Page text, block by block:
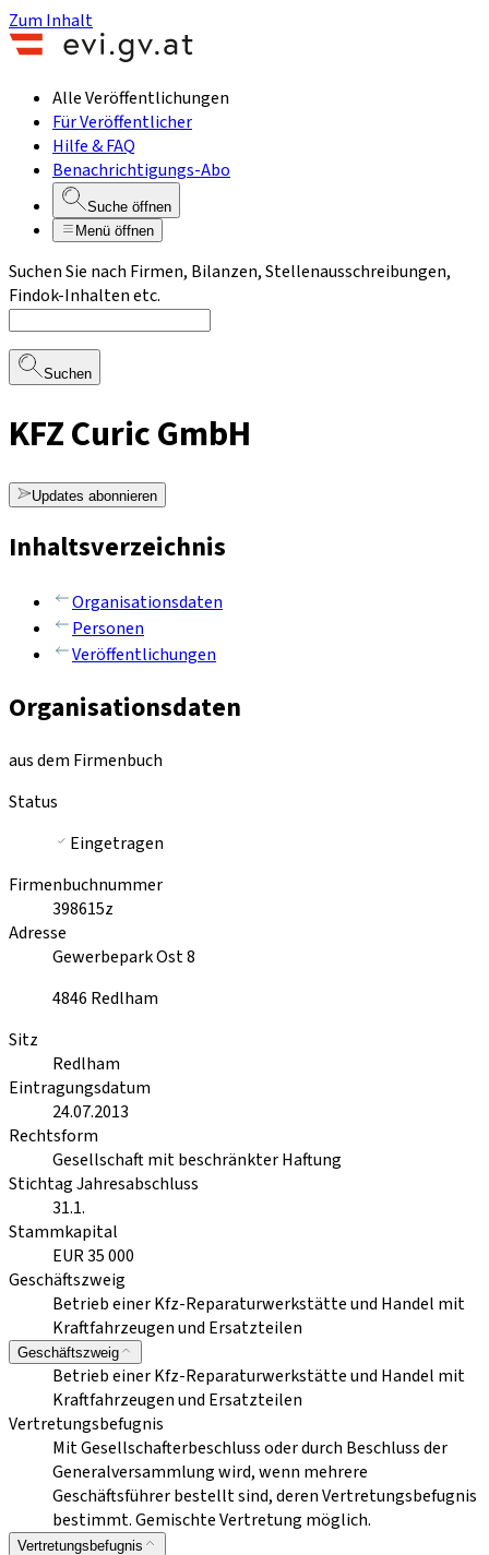
Zum Inhalt
Alle Veröffentlichungen
Für Veröffentlicher
Hilfe & FAQ
Benachrichtigungs-Abo
Suche öffnen
Menü öffnen
Suchen Sie nach Firmen, Bilanzen, Stellenausschreibungen,
Findok-Inhalten etc.
Suchen
KFZ Curic GmbH
Updates abonnieren
Inhaltsverzeichnis
Organisationsdaten
Personen
Veröffentlichungen
Organisationsdaten
aus dem Firmenbuch
Status
Eingetragen
Firmenbuchnummer
398615z
Adresse
Gewerbepark Ost 8
4846 Redlham
Sitz
Redlham
Eintragungsdatum
24.07.2013
Rechtsform
Gesellschaft mit beschränkter Haftung
Stichtag Jahresabschluss
31.1.
Stammkapital
EUR 35 000
Geschäftszweig
Betrieb einer Kfz-Reparaturwerkstätte und Handel mit
Kraftfahrzeugen und Ersatzteilen
Geschäftszweig
Betrieb einer Kfz-Reparaturwerkstätte und Handel mit
Kraftfahrzeugen und Ersatzteilen
Vertretungsbefugnis
Mit Gesellschafterbeschluss oder durch Beschluss der
Generalversammlung wird, wenn mehrere
Geschäftsführer bestellt sind, deren Vertretungsbefugnis
bestimmt. Gemischte Vertretung möglich.
Vertretungsbefugnis